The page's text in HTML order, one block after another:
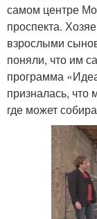
самом центре
проспекта.
взрослыми
поняли, что им
программа
призналась, что
где может